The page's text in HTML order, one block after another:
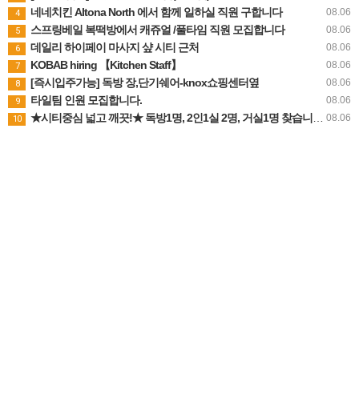
08.06
4 네네치킨 Altona North 에서 함께 일하실 직원 구합니다
08.06
5 스프링베일 복떡방에서 캐쥬얼 /풀타임 직원 모집합니다
08.06
6 데일리 하이페이 마사지 샾 시티 근처
08.06
7 KOBAB hiring 【Kitchen Staff】
08.06
8 [즉시입주가능] 독방 장,단기쉐어-knox쇼핑센터옆
08.06
9 타일팀 인원 모집합니다.
08.06
10 ★시티중심 넓고 깨끗!★ 독방1명, 2인1실 2명, 거실1명 찾습니다.